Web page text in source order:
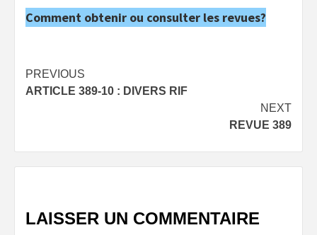
Comment obtenir ou consulter les revues?
Post
navigation
PREVIOUS
ARTICLE 389-10 : DIVERS RIF
NEXT
REVUE 389
LAISSER UN COMMENTAIRE